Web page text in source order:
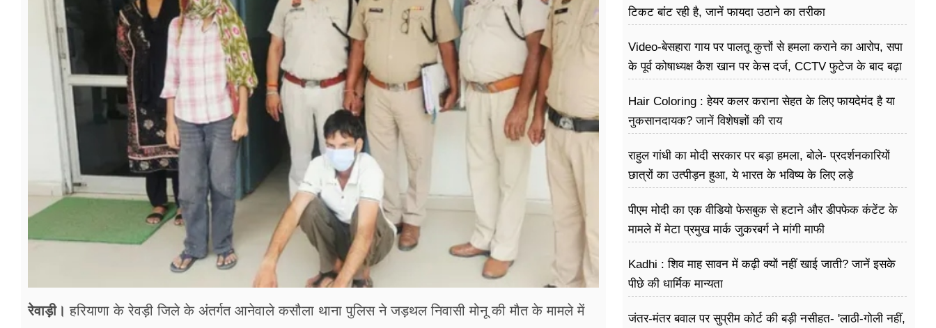
रेवाड़ी। हरियाणा के रेवड़ी जिले के अंतर्गत आनेवाले कसौला थाना पुलिस ने जड़थल निवासी मोनू की मौत के मामले में
टिकट बांट रही है, जानें फायदा उठाने का तरीका
Video-बेसहारा गाय पर पालतू कुत्तों से हमला कराने का आरोप, सपा
के पूर्व कोषाध्यक्ष कैश खान पर केस दर्ज, CCTV फुटेज के बाद बढ़ा
Hair Coloring : हेयर कलर कराना सेहत के लिए फायदेमंद है या
नुकसानदायक? जानें विशेषज्ञों की राय
राहुल गांधी का मोदी सरकार पर बड़ा हमला, बोले- प्रदर्शनकारियों
छात्रों का उत्पीड़न हुआ, ये भारत के भविष्य के लिए लड़े
पीएम मोदी का एक वीडियो फेसबुक से हटाने और डीपफेक कंटेंट के
मामले में मेटा प्रमुख मार्क जुकरबर्ग ने मांगी माफी
Kadhi : शिव माह सावन में कढ़ी क्यों नहीं खाई जाती? जानें इसके
पीछे की धार्मिक मान्यता
जंतर-मंतर बवाल पर सुप्रीम कोर्ट की बड़ी नसीहत- 'लाठी-गोली नहीं,